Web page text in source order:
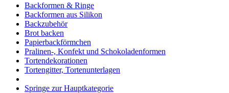
Backformen & Ringe
Backformen aus Silikon
Backzubehör
Brot backen
Papierbackförmchen
Pralinen-, Konfekt und Schokoladenformen
Tortendekorationen
Tortengitter, Tortenunterlagen
Springe zur Hauptkategorie